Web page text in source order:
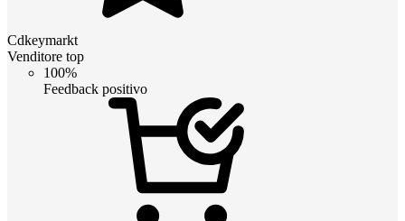
Cdkeymarkt
Venditore top
100%
Feedback positivo